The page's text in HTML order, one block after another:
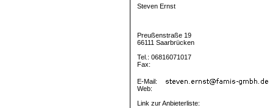
Steven Ernst
Preußenstraße 19
66111 Saarbrücken
Tel.: 06816071017
Fax:
E-Mail:
Web:
Link zur Anbieterliste: